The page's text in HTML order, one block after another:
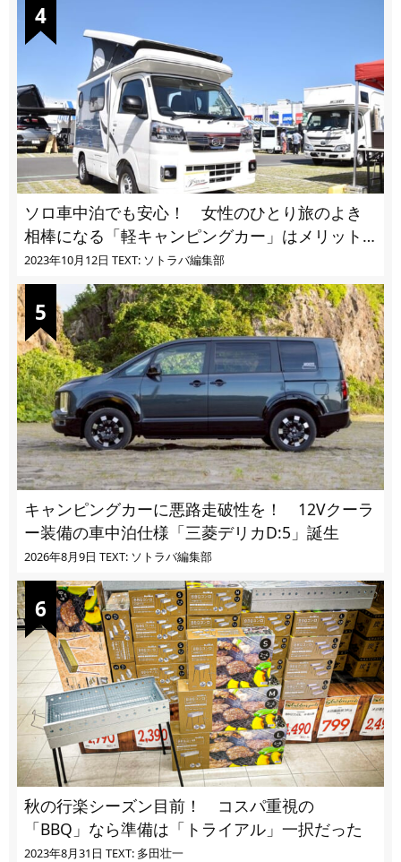
ソロ車中泊でも安心！ 女性のひとり旅のよき
相棒になる「軽キャンピングカー」はメリット
ばかり
2023年10月12日 TEXT: ソトラバ編集部
キャンピングカーに悪路走破性を！ 12Vクーラ
ー装備の車中泊仕様「三菱デリカD:5」誕生
2026年8月9日 TEXT: ソトラバ編集部
秋の行楽シーズン目前！ コスパ重視の
「BBQ」なら準備は「トライアル」一択だった
2023年8月31日 TEXT: 多田壮一